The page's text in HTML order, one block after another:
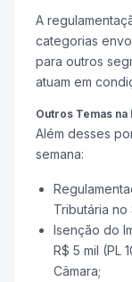
A
categorias
para outros
atuam em
Outros Temas na
Além desses
semana:
Tributária no
Isenção do
R$ 5 mil (PL
Câmara;